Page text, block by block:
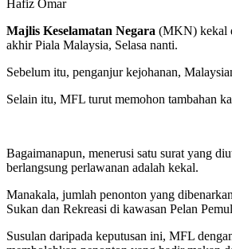
Hafiz Omar
Majlis Keselamatan Negara (MKN) kekal
akhir Piala Malaysia, Selasa nanti.
Sebelum itu, penganjur kejohanan,
Selain itu, MFL turut memohon tambahan
Bagaimanapun, menerusi satu surat yang
berlangsung perlawanan adalah kekal.
Manakala, jumlah penonton yang
Sukan dan Rekreasi di kawasan Pelan
Susulan daripada keputusan ini, MFL